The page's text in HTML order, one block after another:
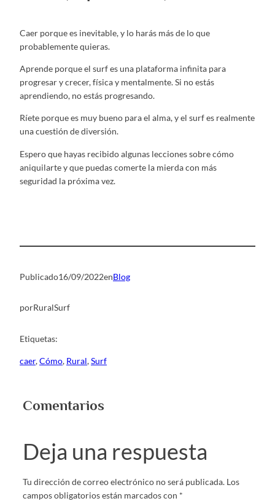
Caer porque es inevitable, y lo harás más de lo que
probablemente quieras.
Aprende porque el surf es una plataforma infinita para
progresar y crecer, física y mentalmente. Si no estás
aprendiendo, no estás progresando.
Ríete porque es muy bueno para el alma, y el surf es realmente
una cuestión de diversión.
Espero que hayas recibido algunas lecciones sobre cómo
aniquilarte y que puedas comerte la mierda con más
seguridad la próxima vez.
Publicado16/09/2022enBlog
porRuralSurf
Etiquetas:
caer, Cómo, Rural, Surf
Comentarios
Deja una respuesta
Tu dirección de correo electrónico no será publicada. Los
campos obligatorios están marcados con *